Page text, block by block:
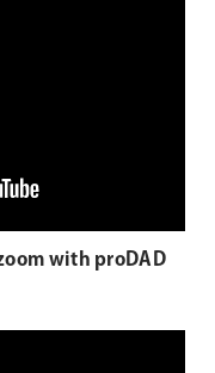
with proDAD